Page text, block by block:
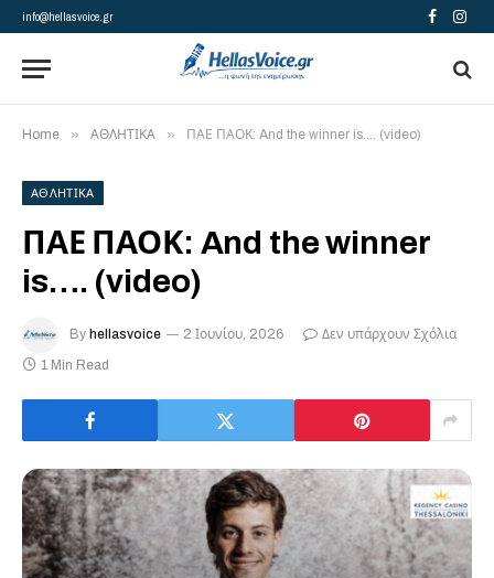
info@hellasvoice.gr Facebook
Home » ΑΘΛΗΤΙΚΑ » ΠΑΕ ΠΑΟΚ: And the winner is…. (video)
ΑΘΛΗΤΙΚΑ
ΠΑΕ ΠΑΟΚ: And the winner
is…. (video)
By hellasvoice 2 Ιουνίου, 2026
Δεν υπάρχουν Σχόλια
1 Min Read